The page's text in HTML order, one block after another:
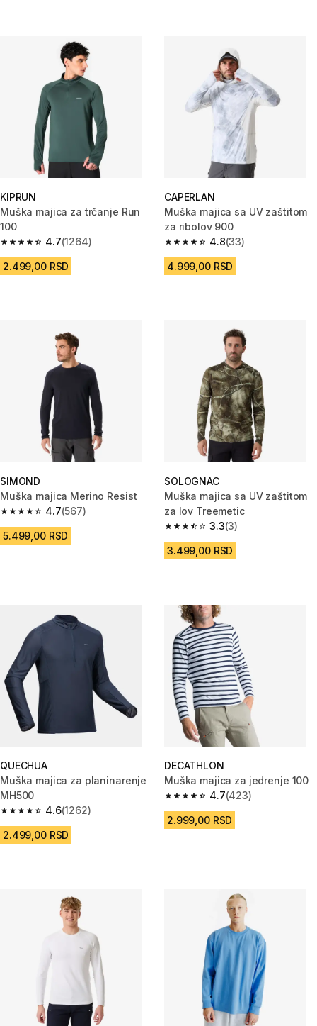
KIPRUN
Muška majica za trčanje Run
100
4.7
4.7 od 5 zvezdica from 1264 Recenzije
(1264)
2.499,00 RSD
CAPERLAN
Muška majica sa UV zaštitom
za ribolov 900
4.8
4.8 od 5 zvezdica from 33
(33)
4.999,00 RSD
SIMOND
Muška majica Merino Resist
4.7
4.7 od 5 zvezdica from 567 Recenzije
(567)
5.499,00 RSD
SOLOGNAC
Muška majica sa UV zaštitom
za lov Treemetic
3.3
3.3 od 5 zvezdica from 3
(3)
3.499,00 RSD
QUECHUA
Muška majica za planinarenje
MH500
4.6
4.6 od 5 zvezdica from 1262 Recenzije
(1262)
2.499,00 RSD
DECATHLON
Muška majica za jedrenje 100
4.7
4.7 od 5 zvezdica from 423
(423)
2.999,00 RSD